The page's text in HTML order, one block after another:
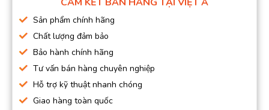
Sản phẩm chính hãng
Chất lượng đảm bảo
Bảo hành chính hãng
Tư vấn bán hàng chuyên nghiệp
Hỗ trợ kỹ thuật nhanh chóng
Giao hàng toàn quốc